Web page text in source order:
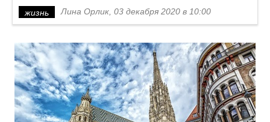
жизнь Лина Орлик, 03 декабря 2020 в 10:00